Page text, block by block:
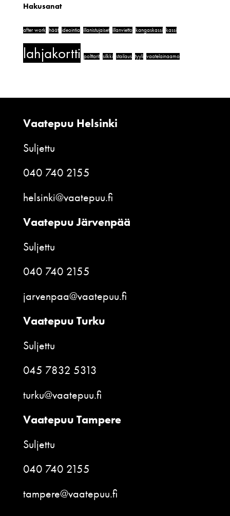
Hakusanat
after work häät ideointia illanistujaiset illanvietto kangaskassi kassi
lahjakortti polttarit silkki stailaus tyyli vaatelainaamo
Vaatepuu Helsinki
Suljettu
040 740 2155
helsinki@vaatepuu.fi
Vaatepuu Järvenpää
Suljettu
040 740 2155
jarvenpaa@vaatepuu.fi
Vaatepuu Turku
Suljettu
045 7832 5313
turku@vaatepuu.fi
Vaatepuu Tampere
Suljettu
040 740 2155
tampere@vaatepuu.fi